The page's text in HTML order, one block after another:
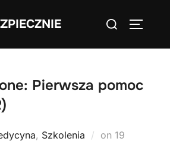
Search
Pierwsza pomoc
, Szkolenia on Posted
19